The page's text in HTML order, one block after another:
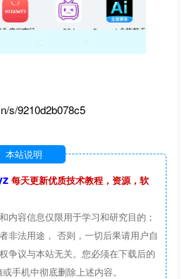
s/9210d2b078c5
本站说明
每天更新优质技术教程，资源，软
内容信息仅限用于学习和研究目的；
非法用途， 否则，一切后果请用户自
争议与本站无关。您必须在下载后的
手机中彻底删除上述内容。